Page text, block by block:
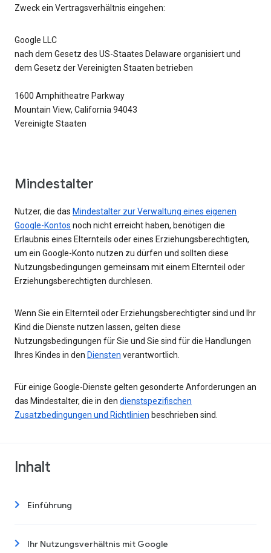
Zweck ein Vertragsverhältnis eingehen:
Google LLC
nach dem Gesetz des US-Staates Delaware organisiert und
dem Gesetz der Vereinigten Staaten betrieben
1600 Amphitheatre Parkway
Mountain View, California 94043
Vereinigte Staaten
Mindestalter
Nutzer, die das Mindestalter zur Verwaltung eines eigenen
Google-Kontos noch nicht erreicht haben, benötigen die
Erlaubnis eines Elternteils oder eines Erziehungsberechtigten,
um ein Google-Konto nutzen zu dürfen und sollten diese
Nutzungsbedingungen gemeinsam mit einem Elternteil oder
Erziehungsberechtigten durchlesen.
Wenn Sie ein Elternteil oder Erziehungsberechtigter sind und Ihr
Kind die Dienste nutzen lassen, gelten diese
Nutzungsbedingungen für Sie und Sie sind für die Handlungen
Ihres Kindes in den Diensten verantwortlich.
Für einige Google-Dienste gelten gesonderte Anforderungen an
das Mindestalter, die in den dienstspezifischen
Zusatzbedingungen und Richtlinien beschrieben sind.
Inhalt
Einführung
Ihr Nutzungsverhältnis mit Google